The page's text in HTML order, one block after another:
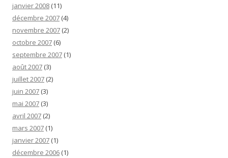
janvier 2008 (11)
décembre 2007 (4)
novembre 2007 (2)
octobre 2007 (6)
septembre 2007 (1)
août 2007 (3)
juillet 2007 (2)
juin 2007 (3)
mai 2007 (3)
avril 2007 (2)
mars 2007 (1)
janvier 2007 (1)
décembre 2006 (1)